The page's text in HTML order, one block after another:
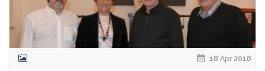
18 Apr 2018